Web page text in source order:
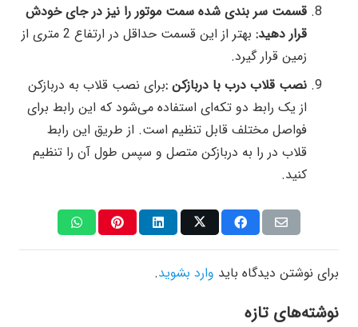
قسمت سر بندی شده سمت موتور را نیز در جای خودش
قرار دهید:
بهتر از این قسمت حداقل در ارتفاع 2 متری از
زمین قرار گیرد.
نصب قلاب درب با دربازکن :برای نصب قلاب به دربازکن
از یک رابط دو تکه‌ای استفاده می‌شود که این رابط برای
فواصل مختلف قابل تنظیم است. از طریق این رابط
قلاب در را به دربازکن متصل و سپس طول آن را تنظیم
کنید.
برای نوشتن دیدگاه باید وارد بشوید.
نوشته‌های تازه